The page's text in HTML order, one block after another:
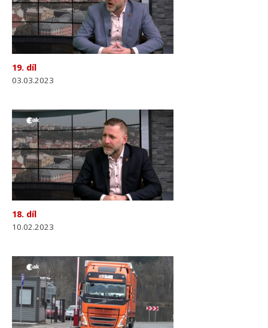
19. díl
03.03.2023
18. díl
10.02.2023